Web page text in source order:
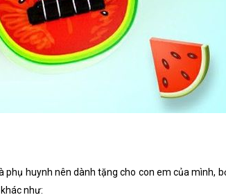
huynh nên dành tặng cho con em của mình,
như: